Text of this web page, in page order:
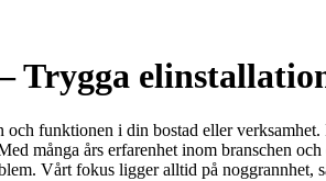
Trygga
funktionen i din bostad eller
många års erfarenhet inom branschen
Vårt fokus ligger alltid på